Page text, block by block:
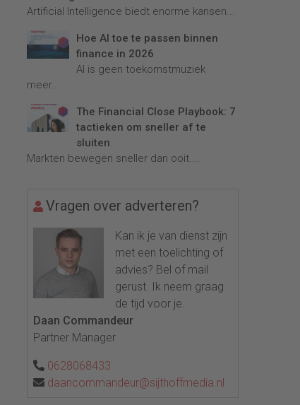
Artificial Intelligence biedt enorme kansen...
Hoe AI toe te passen binnen
finance in 2026
AI is geen toekomstmuziek
meer...
The Financial Close Playbook: 7
tactieken om sneller af te
sluiten
Markten bewegen sneller dan ooit....
Vragen over adverteren?
Kan ik je van dienst zijn
met een toelichting of
advies? Bel of mail
gerust. Ik neem graag
de tijd voor je.
Daan Commandeur
Partner Manager
0628068433
daancommandeur@sijthoffmedia.nl